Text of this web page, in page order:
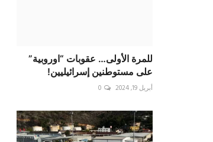
للمرة الأولى… عقوبات “اوروبية”
على مستوطنين إسرائيليين!
أبريل 19, 2024 0